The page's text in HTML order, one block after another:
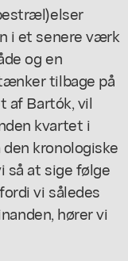
i et senere værk
og en
tilbage på
af Bartók, vil
kvartet i
kronologiske
så at sige følge
vi således
hører vi